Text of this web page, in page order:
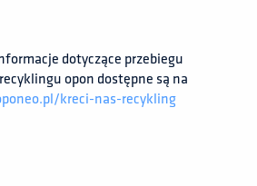
dotyczące przebiegu
opon dostępne są na
kreci-nas-recykling